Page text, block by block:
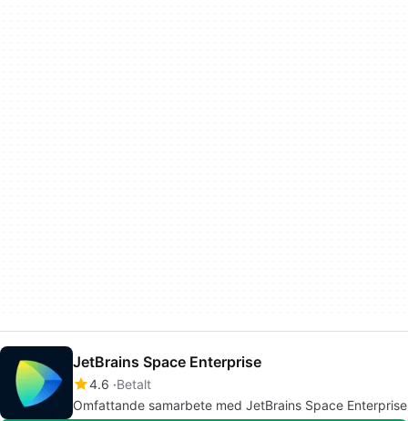
JetBrains Space Enterprise
4.6 Betalt
Omfattande samarbete med JetBrains Space Enterprise